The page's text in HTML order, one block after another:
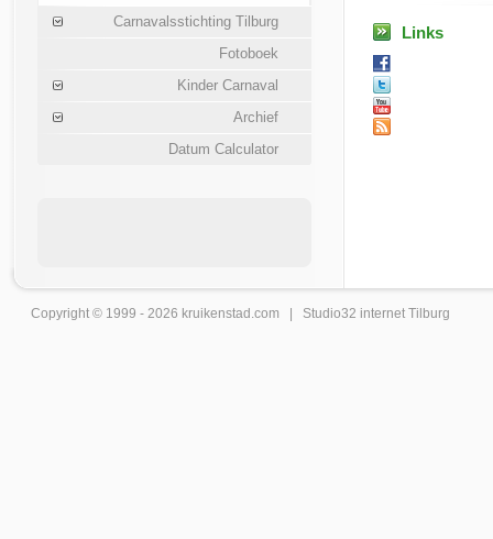
Carnavalsstichting Tilburg
Fotoboek
Kinder Carnaval
Archief
Datum Calculator
Links
Copyright © 1999 - 2026 kruikenstad .com | Studio32 internet Tilburg